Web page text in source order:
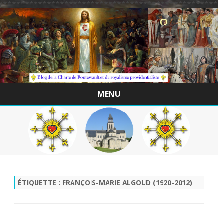
/
MENU
Skip
to
content
ÉTIQUETTE : FRANÇOIS-MARIE ALGOUD (1920-2012)